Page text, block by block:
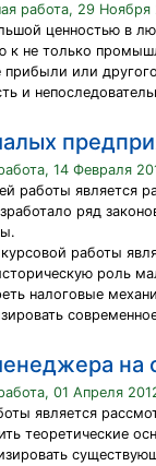
работа, 29 Ноября
ценностью в
к не только
прибыли или
и
14 Февраля
работы является
ряд
работы
роль
налоговые
на
01 Апреля
является
теоретические